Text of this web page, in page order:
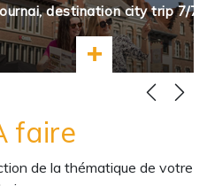
destination city trip 7/7
En savoir plus
faire
de la thématique de votre